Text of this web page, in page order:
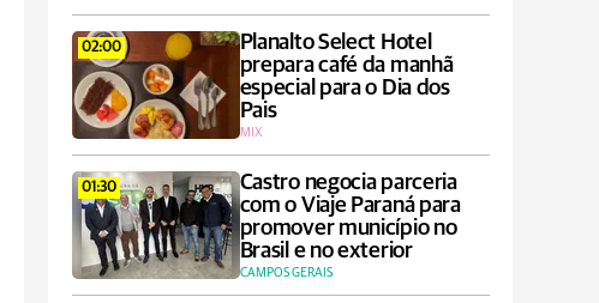
02:00
Planalto Select Hotel
prepara café da manhã
especial para o Dia dos
Pais
MIX
01:30
Castro negocia parceria
com o Viaje Paraná para
promover município no
Brasil e no exterior
CAMPOS GERAIS